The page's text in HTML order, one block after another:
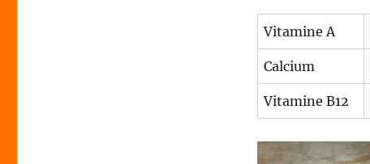
Vitamine A
Calcium
Vitamine B12